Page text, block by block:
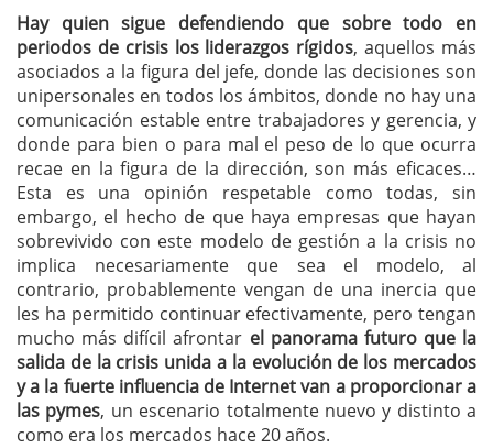
Hay quien sigue defendiendo que sobre todo en
periodos de crisis los liderazgos rígidos, aquellos más
asociados a la figura del jefe, donde las decisiones son
unipersonales en todos los ámbitos, donde no hay una
comunicación estable entre trabajadores y gerencia, y
donde para bien o para mal el peso de lo que ocurra
recae en la figura de la dirección, son más eficaces…
Esta es una opinión respetable como todas, sin
embargo, el hecho de que haya empresas que hayan
sobrevivido con este modelo de gestión a la crisis no
implica necesariamente que sea el modelo, al
contrario, probablemente vengan de una inercia que
les ha permitido continuar efectivamente, pero tengan
mucho más difícil afrontar el panorama futuro que la
salida de la crisis unida a la evolución de los mercados
y a la fuerte influencia de Internet van a proporcionar a
las pymes, un escenario totalmente nuevo y distinto a
como era los mercados hace 20 años.